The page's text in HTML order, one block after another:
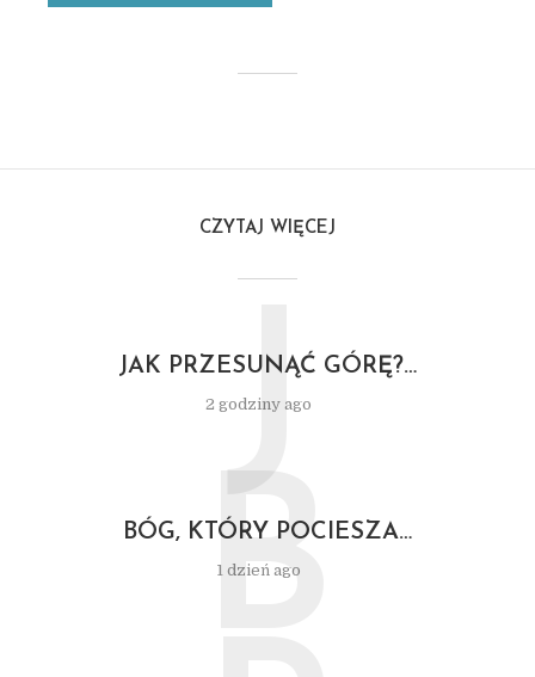
CZYTAJ WIĘCEJ
JAK PRZESUNĄĆ GÓRĘ?…
2 godziny ago
J
BÓG, KTÓRY POCIESZA…
1 dzień ago
B